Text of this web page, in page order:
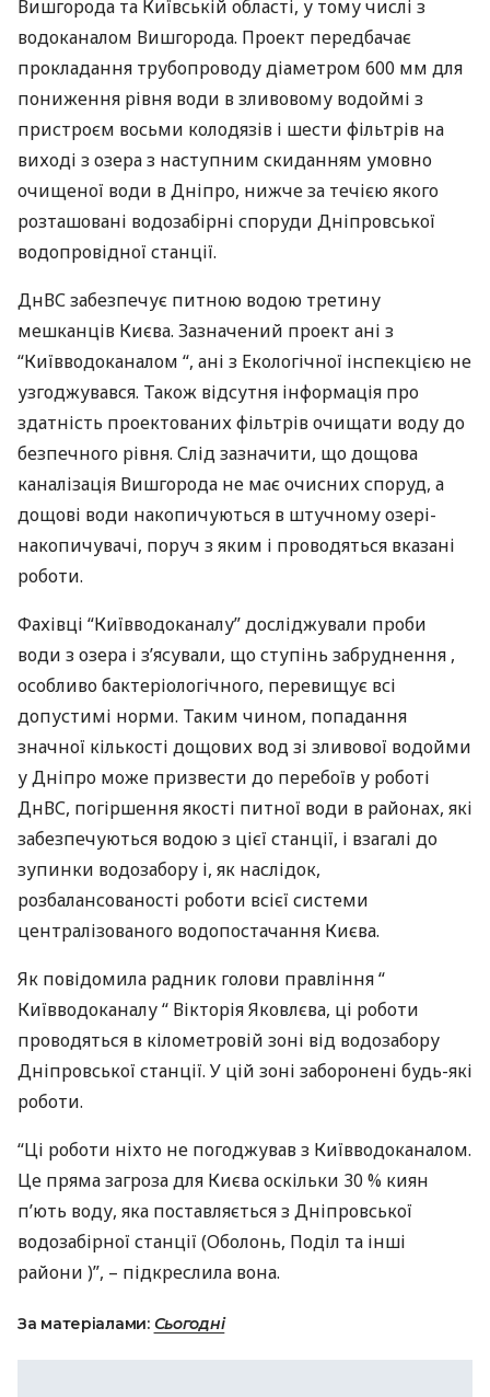
Вишгорода та Київській області, у тому числі з
водоканалом Вишгорода. Проект передбачає
прокладання трубопроводу діаметром 600 мм для
пониження рівня води в зливовому водоймі з
пристроєм восьми колодязів і шести фільтрів на
виході з озера з наступним скиданням умовно
очищеної води в Дніпро, нижче за течією якого
розташовані водозабірні споруди Дніпровської
водопровідної станції.
ДнВС забезпечує питною водою третину
мешканців Києва. Зазначений проект ані з
“Київводоканалом “, ані з Екологічної інспекцією не
узгоджувався. Також відсутня інформація про
здатність проектованих фільтрів очищати воду до
безпечного рівня. Слід зазначити, що дощова
каналізація Вишгорода не має очисних споруд, а
дощові води накопичуються в штучному озері-
накопичувачі, поруч з яким і проводяться вказані
роботи.
Фахівці “Київводоканалу” досліджували проби
води з озера і з’ясували, що ступінь забруднення ,
особливо бактеріологічного, перевищує всі
допустимі норми. Таким чином, попадання
значної кількості дощових вод зі зливової водойми
у Дніпро може призвести до перебоїв у роботі
ДнВС, погіршення якості питної води в районах, які
забезпечуються водою з цієї станції, і взагалі до
зупинки водозабору і, як наслідок,
розбалансованості роботи всієї системи
централізованого водопостачання Києва.
Як повідомила радник голови правління “
Київводоканалу “ Вікторія Яковлєва, ці роботи
проводяться в кілометровій зоні від водозабору
Дніпровської станції. У цій зоні заборонені будь-які
роботи.
“Ці роботи ніхто не погоджував з Київводоканалом.
Це пряма загроза для Києва оскільки 30 % киян
п’ють воду, яка поставляється з Дніпровської
водозабірної станції (Оболонь, Поділ та інші
райони )”, – підкреслила вона.
За матеріалами: Сьогодні